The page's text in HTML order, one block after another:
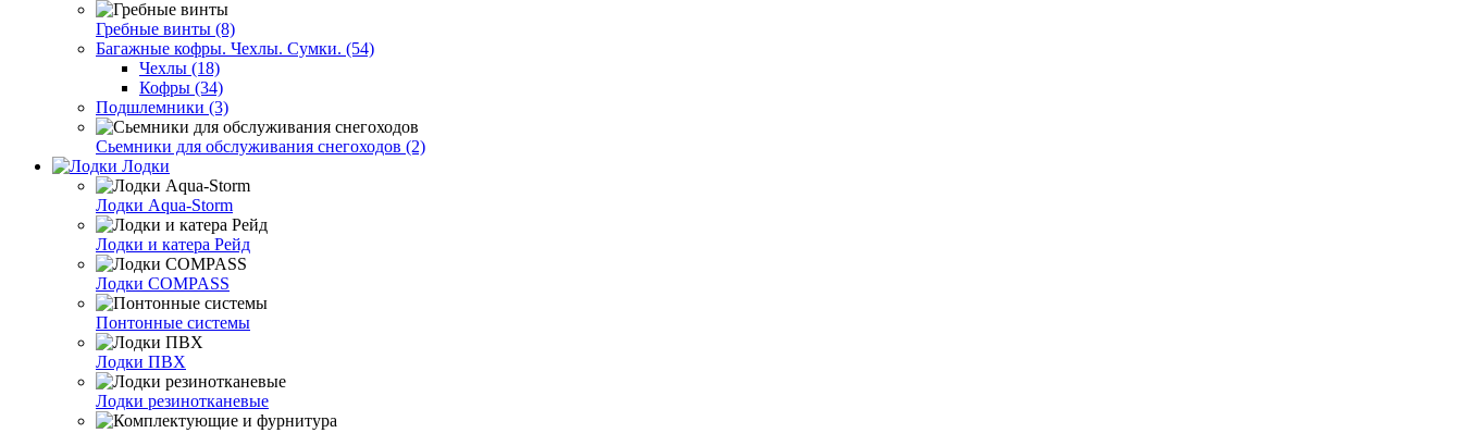
Гребные винты (8)
Багажные кофры. Чехлы. Сумки. (54)
Чехлы (18)
Кофры (34)
Подшлемники (3)
Сьемники для обслуживания снегоходов (2)
Лодки
Лодки Aqua-Storm
Лодки и катера Рейд
Лодки COMPASS
Понтонные системы
Лодки ПВХ
Лодки резинотканевые